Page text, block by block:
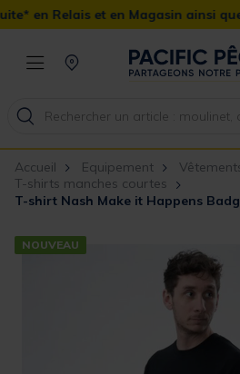
en Magasin ainsi que la Livraison
Accueil Equipement
T-shirts manches courtes
T-shirt Nash Make it Happens
NOUVEAU